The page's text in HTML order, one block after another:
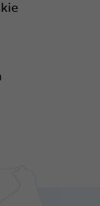
- CH Aleja
Zabrze